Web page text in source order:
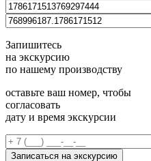
Запишитесь
на экскурсию
по нашему производству
оставьте ваш номер, чтобы
согласовать
дату и время экскурсии